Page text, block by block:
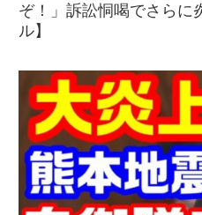
ぞ！」訴訟恫喝でさらに
ル】